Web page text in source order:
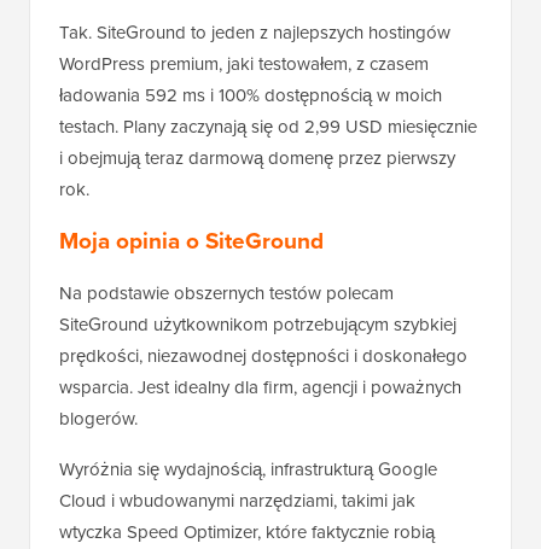
Tak. SiteGround to jeden z najlepszych hostingów
WordPress premium, jaki testowałem, z czasem
ładowania 592 ms i 100% dostępnością w moich
testach. Plany zaczynają się od 2,99 USD miesięcznie
i obejmują teraz darmową domenę przez pierwszy
rok.
Moja opinia o SiteGround
Na podstawie obszernych testów polecam
SiteGround użytkownikom potrzebującym szybkiej
prędkości, niezawodnej dostępności i doskonałego
wsparcia. Jest idealny dla firm, agencji i poważnych
blogerów.
Wyróżnia się wydajnością, infrastrukturą Google
Cloud i wbudowanymi narzędziami, takimi jak
wtyczka Speed Optimizer, które faktycznie robią